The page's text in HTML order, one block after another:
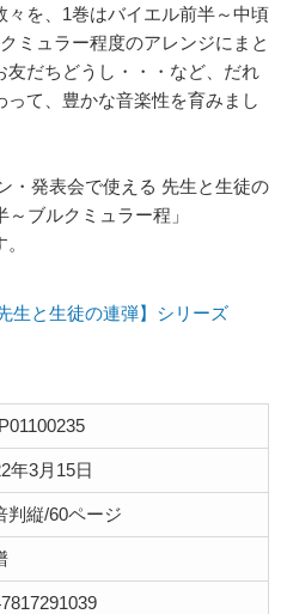
を、1巻はバイエル前半～中頃
ミュラー程度のアレンジにまと
だちどうし・・・など、だれ
て、豊かな音楽性を育みまし
・発表会で使える 先生と生徒の
ブルクミュラー程」
生と生徒の連弾】シリーズ
年3月15日
判縦/60ページ